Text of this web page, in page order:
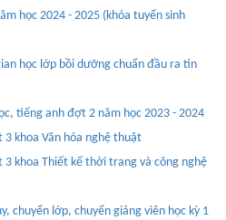
học 2024 - 2025 (khóa tuyển sinh
học lớp bồi dưỡng chuẩn đầu ra tin
tiếng anh đợt 2 năm học 2023 - 2024
khoa Văn hóa nghệ thuật
3 khoa Thiết kế thời trang và công nghệ
chuyển lớp, chuyển giảng viên học kỳ 1